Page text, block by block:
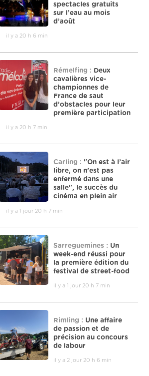
spectacles gratuits
sur l’eau au mois
d’août
il y a 20 h 6 min
Rémelfing : Deux
cavalières vice-
championnes de
France de saut
d’obstacles pour leur
première participation
il y a 20 h 7 min
Carling : "On est à l’air
libre, on n’est pas
enfermé dans une
salle", le succès du
cinéma en plein air
il y a 1 jour 20 h 7 min
Sarreguemines : Un
week-end réussi pour
la première édition du
festival de street-food
il y a 1 jour 20 h 7 min
Rimling : Une affaire
de passion et de
précision au concours
de labour
il y a 2 jour 20 h 6 min